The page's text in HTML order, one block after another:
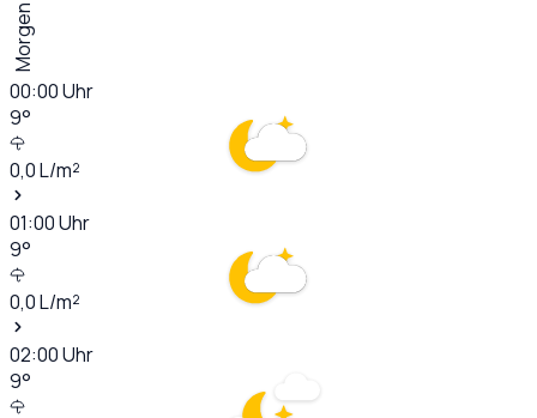
Morgen
00:00Uhr
9°
0,0L/m²
01:00Uhr
9°
0,0L/m²
02:00Uhr
9°